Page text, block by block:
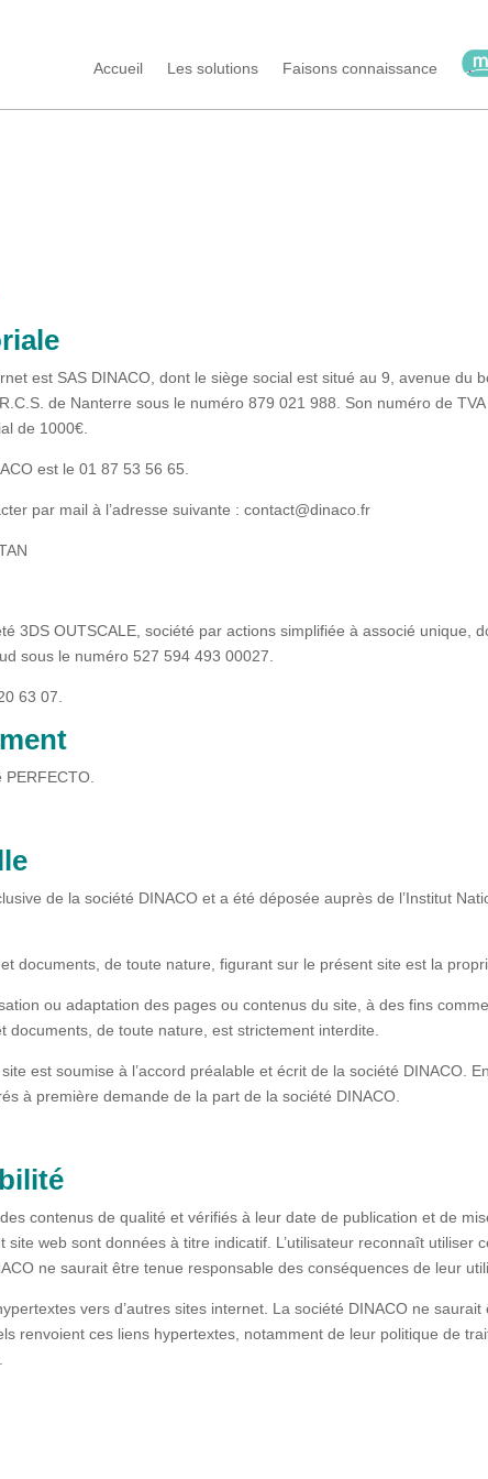
Accueil Les solutions Faisons connaissance
est SAS DINACO, dont le siège social est situé au 9, avenue du
de Nanterre sous le numéro 879 021 988. Son numéro de
de 1000€.
est le 01 87 53 56 65.
par mail à l’adresse suivante : contact@dinaco.fr
3DS OUTSCALE, société par actions simplifiée à associé unique,
sous le numéro 527 594 493 00027.
63 07.
de la société DINACO et a été déposée auprès de l’Institut
documents, de toute nature, figurant sur le présent site est la
ou adaptation des pages ou contenus du site, à des fins
de toute nature, est strictement interdite.
est soumise à l’accord préalable et écrit de la société DINACO.
à première demande de la part de la société DINACO.
contenus de qualité et vérifiés à leur date de publication et de
web sont données à titre indicatif. L’utilisateur reconnaît utiliser
ne saurait être tenue responsable des conséquences de leur
vers d’autres sites internet. La société DINACO ne
renvoient ces liens hypertextes, notamment de leur politique de